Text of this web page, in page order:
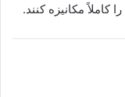
کاملاً مکانیزه کنند.